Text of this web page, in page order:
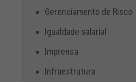
Gerenciamento de Risco
Igualdade salarial
Imprensa
Infraestrutura